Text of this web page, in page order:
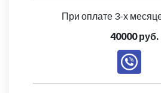
При оплате 3-х
40000 руб.